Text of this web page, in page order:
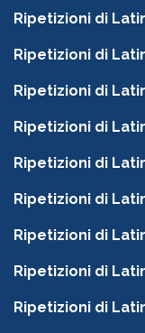
Ripetizioni di
Ripetizioni di
Ripetizioni di
Ripetizioni di
Ripetizioni di
Ripetizioni di
Ripetizioni di
Ripetizioni di
Ripetizioni di